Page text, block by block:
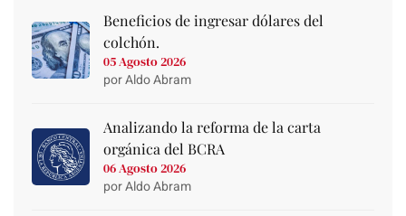
Beneficios de ingresar dólares del
colchón.
05 Agosto 2026
por Aldo Abram
Analizando la reforma de la carta
orgánica del BCRA
06 Agosto 2026
por Aldo Abram